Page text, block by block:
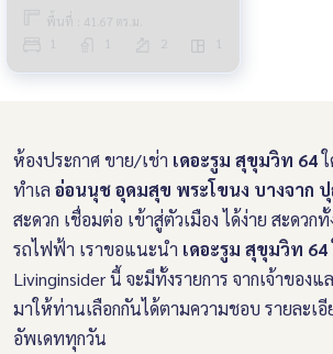
พื้นที่ : 41.67 ตร.ม.
1 1 2 1
ห้องประกาศ ขาย/เช่า เดอะรูม สุขุมวิท 64
ทำเล อ่อนนุช อุดมสุข พระโขนง บางจาก
สะดวก เชื่อมต่อ เข้าสู่ตัวเมือง ได้ง่าย สะดวก
รถไฟฟ้า เราขอแนะนำ เดอะรูม สุขุมวิท 64
Livinginsider นี้ จะมีทั้งรายการ จากเจ้าขอ
มาให้ท่านเลือกกันได้ตามความชอบ รายละเ
อัพเดททุกวัน